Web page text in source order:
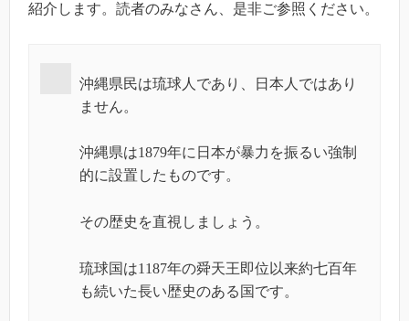
紹介します。読者のみなさん、是非ご参照ください。
沖縄県民は琉球人であり、日本人ではあり
ません。
沖縄県は1879年に日本が暴力を振るい強制
的に設置したものです。
その歴史を直視しましょう。
琉球国は1187年の舜天王即位以来約七百年
も続いた長い歴史のある国です。